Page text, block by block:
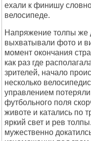
ехали к финишу
велосипеде.
Напряжение толпы же
выхватывали фото и
момент окончания
как раз где
зрителей, начало
несколько
управлением
футбольного поля
животе и катались по
яркий свет и рев
мужественно